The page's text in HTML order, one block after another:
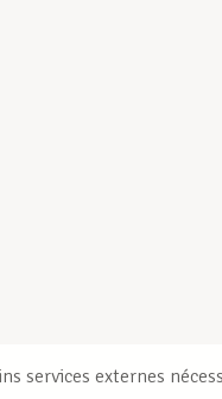
services externes